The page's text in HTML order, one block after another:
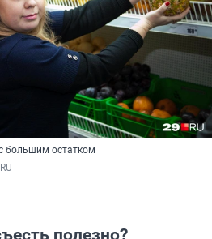
большим остатком